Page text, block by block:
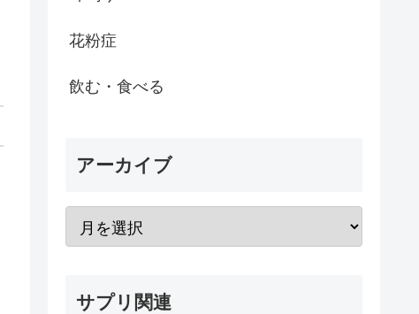
花粉症
飲む・食べる
アーカイブ
サプリ関連